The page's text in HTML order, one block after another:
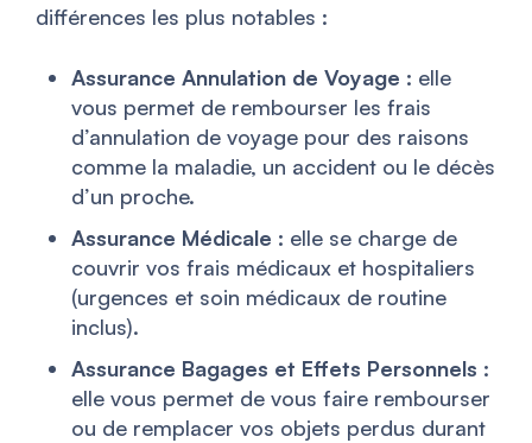
différences les plus notables :
Assurance Annulation de Voyage : elle
vous permet de rembourser les frais
d’annulation de voyage pour des raisons
comme la maladie, un accident ou le décès
d’un proche.
Assurance Médicale : elle se charge de
couvrir vos frais médicaux et hospitaliers
(urgences et soin médicaux de routine
inclus).
Assurance Bagages et Effets Personnels :
elle vous permet de vous faire rembourser
ou de remplacer vos objets perdus durant